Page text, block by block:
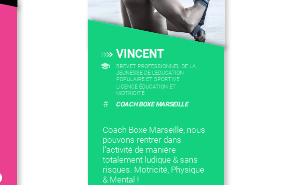
VINCENT
BREVET PROFESSIONNEL DE LA
JEUNESSE DE L'EDUCATION
POPULAIRE ET SPORTIVE
LICENCE ÉDUCATION ET
MOTRICITÉ
# COACH BOXE MARSEILLE
Coach Boxe Marseille, nous
pouvons rentrer dans
l'activité de manière
totalement ludique & sans
risques. Motricité, Physique
& Mental !